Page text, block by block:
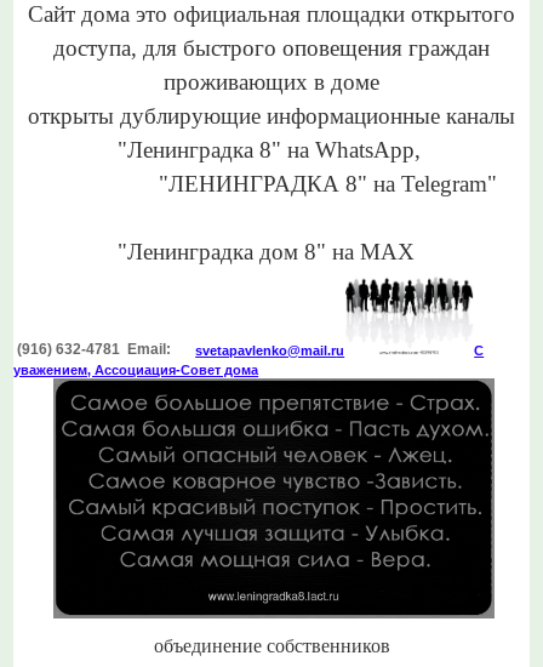
Сайт дома это официальная площадки открытого
доступа, для быстрого оповещения граждан
проживающих в доме
открыты дублирующие информационные каналы
"Ленинградка 8" на WhatsApp,
"ЛЕНИНГРАДКА 8"на Telegram"
"Ленинградка дом 8" на МАХ
(916) 632-4781 Email: svetapavlenko@mail.ru
С
уважением, Ассоциация-Совет дома
объединение собственников